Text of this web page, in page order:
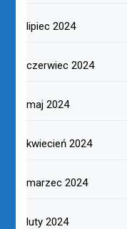
lipiec 2024
czerwiec 2024
maj 2024
kwiecień 2024
marzec 2024
luty 2024